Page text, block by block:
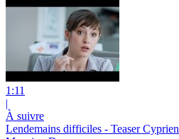
1:11
|
À suivre
Lendemains difficiles - Teaser Cyprien